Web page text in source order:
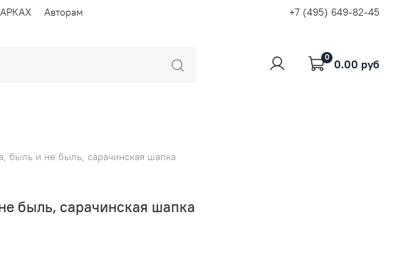
Авторам +7 (495) 649-82-45
0 0.00 руб
быль и не быль, сарачинская шапка
быль, сарачинская шапка